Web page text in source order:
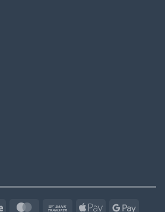
Stripe MasterCard
Bank Apple